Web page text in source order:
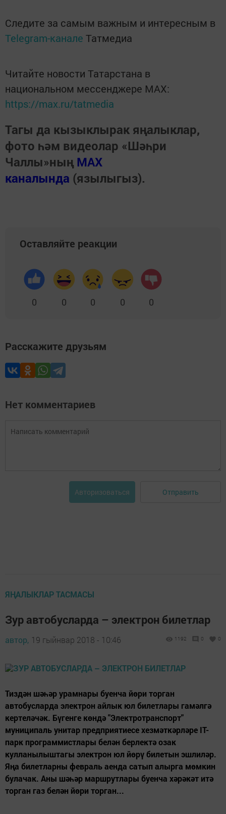
Следите за самым важным и интересным в
Telegram-канале Татмедиа
Читайте новости Татарстана в
национальном мессенджере MАХ:
https://max.ru/tatmedia
Тагы да кызыклырак яңалыклар,
фото һәм видеолар «Шәһри
Чаллы»ның MAX
каналында (язылыгыз).
Оставляйте реакции
0 0 0 0 0
Расскажите друзьям
Нет комментариев
Авторизоваться Отправить
ЯҢАЛЫКЛАР ТАСМАСЫ
Зур автобусларда – электрон билетлар
автор, 19 гыйнвар 2018 - 10:46 1192 0 0
Тиздән шәһәр урамнары буенча йөри торган
автобусларда электрон айлык юл билетлары гамәлгә
кертеләчәк. Бүгенге көндә "Электротранспорт"
муниципаль унитар предприятиесе хезмәткәрләре IT-
парк программистлары белән берлектә озак
кулланылыштагы электрон юл йөрү билетын эшлиләр.
Яңа билетларны февраль аенда сатып алырга мөмкин
булачак. Аны шәһәр маршрутлары буенча хәрәкәт итә
торган газ белән йөри торган...